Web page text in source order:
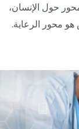
حول الإنسان،
محور الرعاية.